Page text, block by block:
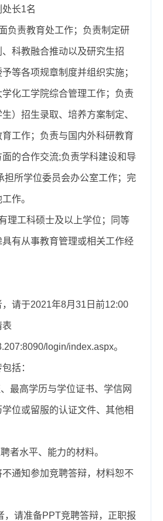
处长1名
负责教育处工作；负责制定研
科教融合推动以及研究生招
等各项规章制度并组织实施；
化工学院综合管理工作；负责
）招生录取、培养方案制定、
工作；负责与国内外科研教育
的合作交流;负责学科建设和导
担所学位委员会办公室工作；完
作。
理工科硕士及以上学位；同等
有从事教育管理或相关工作经
，请于2021年8月31日前12:00
表
login/index.aspx。
括：
最高学历与学位证书、学信网
位或留服的认证文件、其他相
者水平、能力的材料。
通知参加竞聘答辩，材料恕不
，请准备PPT竞聘答辩，正职报